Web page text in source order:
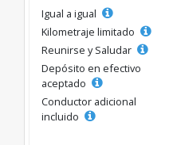
Igual a igual
Kilometraje limitado
Reunirse y Saludar
Depósito en efectivo
aceptado
Conductor adicional
incluido